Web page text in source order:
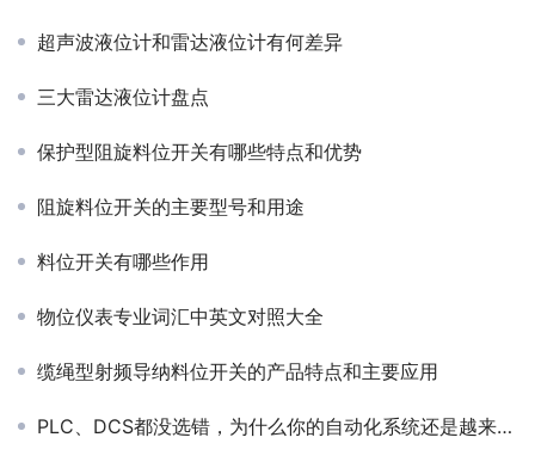
超声波液位计和雷达液位计有何差异
三大雷达液位计盘点
保护型阻旋料位开关有哪些特点和优势
阻旋料位开关的主要型号和用途
料位开关有哪些作用
物位仪表专业词汇中英文对照大全
缆绳型射频导纳料位开关的产品特点和主要应用
PLC、DCS都没选错，为什么你的自动化系统还是越来越难用？